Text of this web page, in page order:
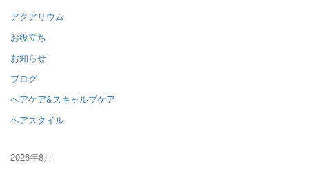
アクアリウム
お役立ち
お知らせ
ブログ
ヘアケア&スキャルプケア
ヘアスタイル
2026年8月